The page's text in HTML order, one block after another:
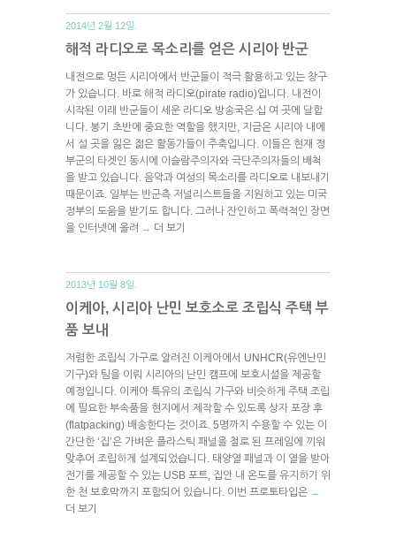
2014년 2월 12일.
해적 라디오로 목소리를 얻은 시리아 반군
내전으로 멍든 시리아에서 반군들이 적극 활용하고 있는 창구
가 있습니다. 바로 해적 라디오(pirate radio)입니다. 내전이
시작된 이래 반군들이 세운 라디오 방송국은 십 여 곳에 달합
니다. 봉기 초반에 중요한 역할을 했지만, 지금은 시리아 내에
서 설 곳을 잃은 젊은 활동가들이 주축입니다. 이들은 현재 정
부군의 타겟인 동시에 이슬람주의자와 극단주의자들의 배척
을 받고 있습니다. 음악과 여성의 목소리를 라디오로 내보내기
때문이죠. 일부는 반군측 저널리스트들을 지원하고 있는 미국
정부의 도움을 받기도 합니다. 그러나 잔인하고 폭력적인 장면
을 인터넷에 올려 → 더 보기
2013년 10월 8일.
이케아, 시리아 난민 보호소로 조립식 주택 부
품 보내
저렴한 조립식 가구로 알려진 이케아에서 UNHCR(유엔난민
기구)와 팀을 이뤄 시리아의 난민 캠프에 보호시설을 제공할
예정입니다. 이케아 특유의 조립식 가구와 비슷하게 주택 조립
에 필요한 부속품을 현지에서 제작할 수 있도록 상자 포장 후
(flatpacking) 배송한다는 것이죠. 5명까지 수용할 수 있는 이
간단한 ‘집’은 가벼운 플라스틱 패널을 철로 된 프레임에 끼워
맞추어 조립하게 설계되었습니다. 태양열 패널과 이 열을 받아
전기를 제공할 수 있는 USB 포트, 집안 내 온도를 유지하기 위
한 천 보호막까지 포함되어 있습니다. 이번 프로토타입은 →
더 보기